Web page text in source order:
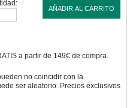
AÑADIR AL CARRITO
a partir de 149€ de compra.
no coincidir con la
ser aleatorio. Precios exclusivos